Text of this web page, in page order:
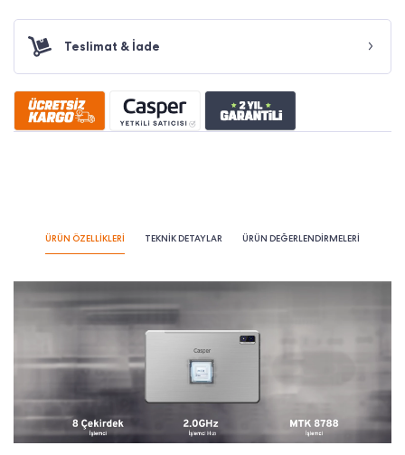
Teslimat & İade
ÜRÜN ÖZELLİKLERİ TEKNİK DETAYLAR ÜRÜN DEĞERLENDİRMELERİ